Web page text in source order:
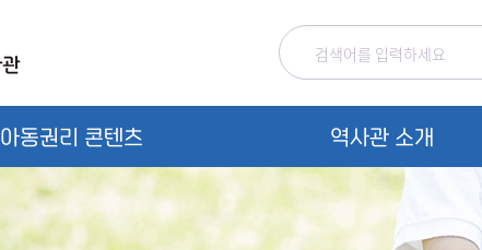
아동권리 콘텐츠 역사관 소개
개